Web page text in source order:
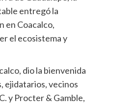
entregó la
en Coacalco,
el ecosistema y
dio la bienvenida
ejidatarios, vecinos
y Procter & Gamble,